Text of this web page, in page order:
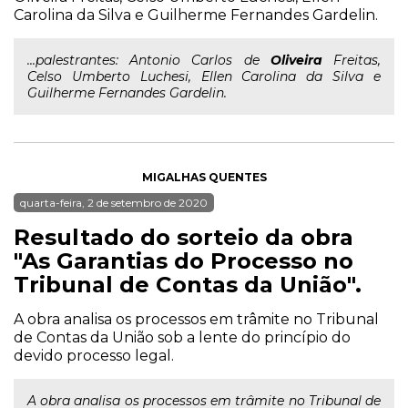
Carolina da Silva e Guilherme Fernandes Gardelin.
...palestrantes: Antonio Carlos de OliveiraFreitas,
Celso Umberto Luchesi, Ellen Carolina da Silva e
Guilherme Fernandes Gardelin.
MIGALHAS QUENTES
quarta-feira, 2 de setembro de 2020
Resultado do sorteio da obra
"As Garantias do Processo no
Tribunal de Contas da União".
A obra analisa os processos em trâmite no Tribunal
de Contas da União sob a lente do princípio do
devido processo legal.
A obra analisa os processos em trâmite no Tribunal de